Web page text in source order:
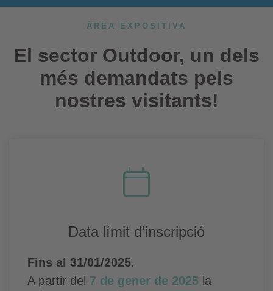
ÀREA EXPOSITIVA
El sector Outdoor, un dels
més demandats pels
nostres visitants!
Data límit d'inscripció
Fins al 31/01/2025.
A partir del 7 de gener de 2025 la